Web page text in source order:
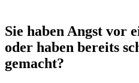
Sie haben Angst vor
oder haben bereits
gemacht?